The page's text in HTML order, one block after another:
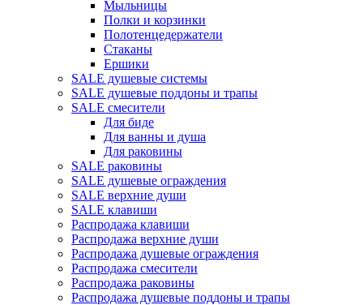
Мыльницы
Полки и корзинки
Полотенцедержатели
Стаканы
Ершики
SALE душевые системы
SALE душевые поддоны и трапы
SALE смесители
Для биде
Для ванны и душа
Для раковины
SALE раковины
SALE душевые ограждения
SALE верхние души
SALE клавиши
Распродажа клавиши
Распродажа верхние души
Распродажа душевые ограждения
Распродажа смесители
Распродажа раковины
Распродажа душевые поддоны и трапы